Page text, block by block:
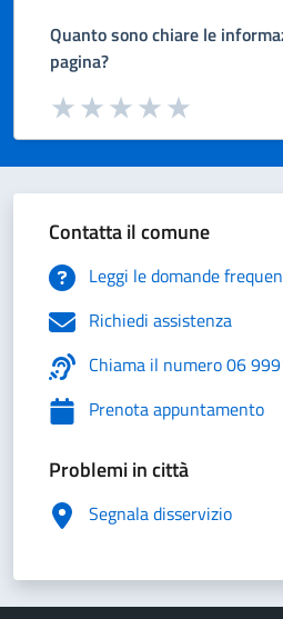
Quanto sono chiare le
pagina?
Valuta da 1 a 5 stelle la pagina
Valuta 5 stelle
Valuta 4 stelle su 5
Valuta 3 stelle su 5
Valuta 2 stelle su 5
Valuta 1 stelle su 5
Contatta il comune
Leggi le domande
Richiedi assistenza
Chiama il numero 06
Prenota appuntamento
Problemi in città
Segnala disservizio